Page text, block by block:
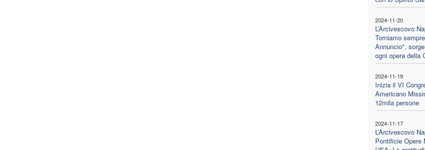
2024-11-20
L’Arcivescovo
Torniamo
Annuncio",
ogni opera della
2024-11-19
Inizia il VI
Americano
12mila persone
2024-11-17
L’Arcivescovo
Pontificie Opere